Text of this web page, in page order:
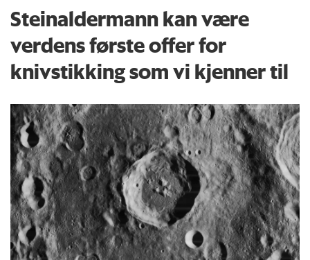
Steinaldermann kan være
verdens første offer for
knivstikking som vi kjenner til